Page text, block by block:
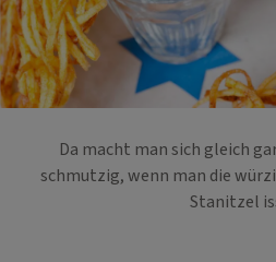
Da macht man sich gleich
schmutzig, wenn man die
Stanitzel